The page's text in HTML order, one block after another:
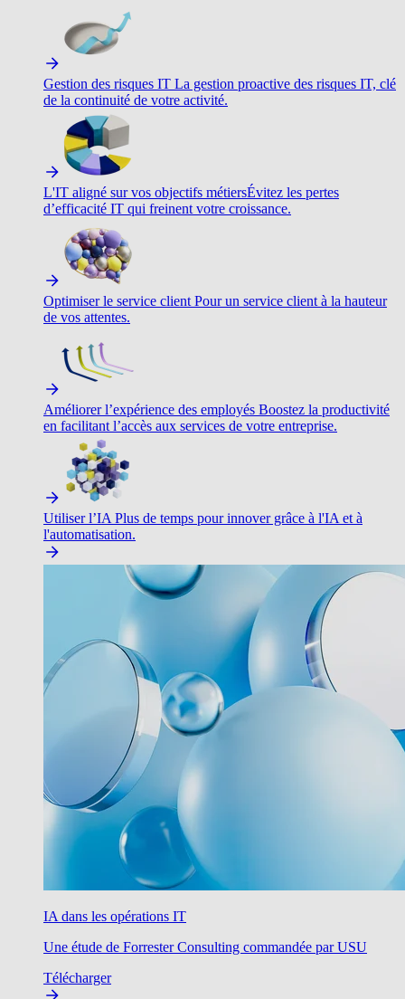
Gestion des risques IT La gestion proactive des risques IT, clé
de la continuité de votre activité.
L'IT aligné sur vos objectifs métiersÉvitez les pertes
d’efficacité IT qui freinent votre croissance.
Optimiser le service client Pour un service client à la hauteur
de vos attentes.
Améliorer l’expérience des employés Boostez la productivité
en facilitant l’accès aux services de votre entreprise.
Utiliser l’IA Plus de temps pour innover grâce à l'IA et à
l'automatisation.
IA dans les opérations IT
Une étude de Forrester Consulting commandée par USU
Télécharger